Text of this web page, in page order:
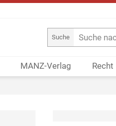
Suche
MANZ-Verlag Recht